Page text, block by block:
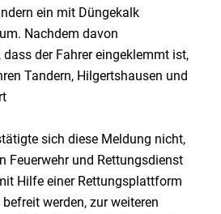
ein mit Düngekalk
Nachdem davon
der Fahrer eingeklemmt ist,
Tandern, Hilgertshausen und
sich diese Meldung nicht,
Feuerwehr und Rettungsdienst
Hilfe einer Rettungsplattform
werden, zur weiteren